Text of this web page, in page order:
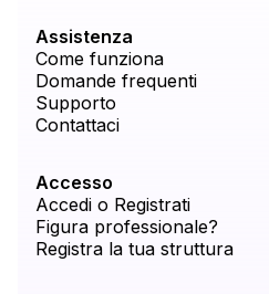
Assistenza
Come funziona
Domande frequenti
Supporto
Contattaci
Accesso
Accedi o Registrati
Figura professionale?
Registra la tua struttura